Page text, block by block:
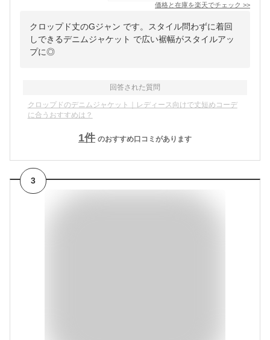
価格と在庫を楽天でチェック >>
クロップド丈のGジャン です。スタイル問わずに着回
しできるデニムジャケット で広い裾幅がスタイルアッ
プに◎
回答された質問
クロップドのデニムジャケット｜レディース向けで丈短めコーデ
に合うおすすめは？
1件 のおすすめ口コミがあります
3